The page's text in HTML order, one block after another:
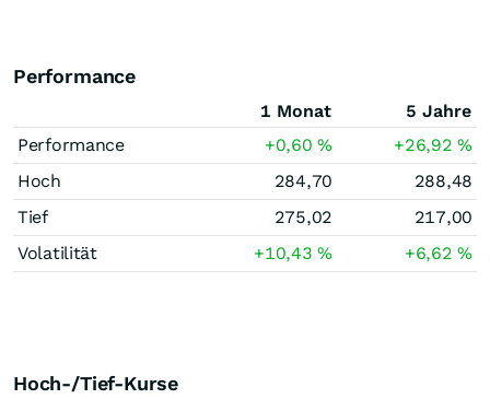
Performance
1 Monat
5 Jahre
Performance
+0,60% +26,92%
Hoch
284,70
288,48
Tief
275,02
217,00
Volatilität
+10,43% +6,62%
Hoch-/Tief-Kurse